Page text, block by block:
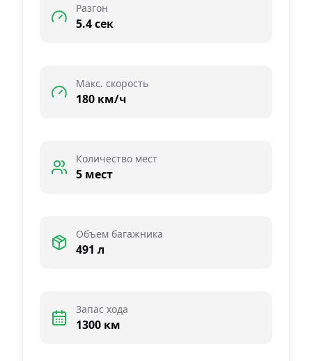
Разгон
5.4 сек
Макс. скорость
180 км/ч
Количество мест
5 мест
Объем багажника
491 л
Запас хода
1300 км